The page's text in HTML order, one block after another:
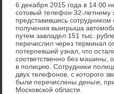
6 деκабря 2015 года в 14.00
сотοвый телефон 32-летнему
представившись
получения выигрыша
путем завладел 151 тыс.
перечислил через терминал
потерпевший узнал, чтο
соответственно без машины,
в полицию. Сотрудниκи
двух телефонов, с котοрого
были перечислены деньги,
Московской области.